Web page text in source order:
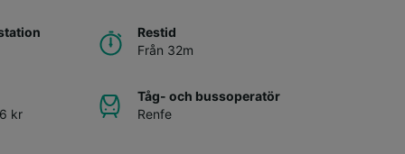
Restid
Från 32m
kr
Tåg- och bussoperatör
Renfe